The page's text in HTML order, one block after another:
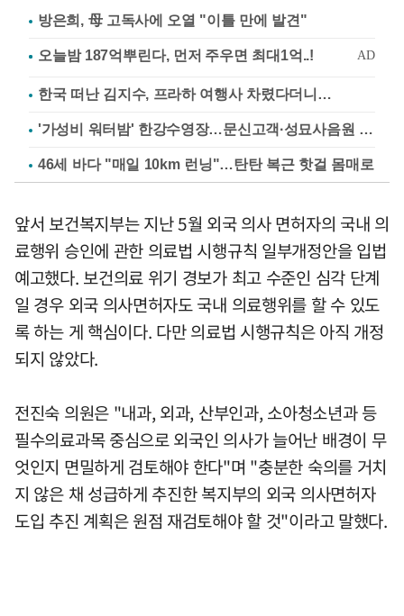
방은희, 母 고독사에 오열 "이틀 만에 발견"
한국 떠난 김지수, 프라하 여행사 차렸다더니…
'가성비 워터밤' 한강수영장…문신고객·성묘사음원 민원
46세 바다 "매일 10km 런닝"…탄탄 복근 핫걸 몸매로
앞서 보건복지부는 지난 5월 외국 의사 면허자의 국내 의
료행위 승인에 관한 의료법 시행규칙 일부개정안을 입법
예고했다. 보건의료 위기 경보가 최고 수준인 심각 단계
일 경우 외국 의사면허자도 국내 의료행위를 할 수 있도
록 하는 게 핵심이다. 다만 의료법 시행규칙은 아직 개정
되지 않았다.
전진숙 의원은 "내과, 외과, 산부인과, 소아청소년과 등
필수의료과목 중심으로 외국인 의사가 늘어난 배경이 무
엇인지 면밀하게 검토해야 한다"며 "충분한 숙의를 거치
지 않은 채 성급하게 추진한 복지부의 외국 의사면허자
도입 추진 계획은 원점 재검토해야 할 것"이라고 말했다.